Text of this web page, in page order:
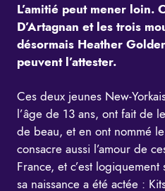
L’amitié peut mener loin.
D’Artagnan et les trois
désormais Heather
peuvent l’attester.
Ces deux jeunes New-
l’âge de 13 ans, ont fait de
de beau, et en ont nommé
consacre aussi l’amour de
France, et c’est
sa naissance a été actée :